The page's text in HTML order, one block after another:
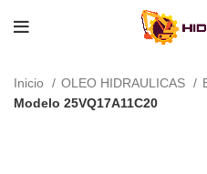
Inicio OLEO HIDRAULICAS
Modelo 25VQ17A11C20